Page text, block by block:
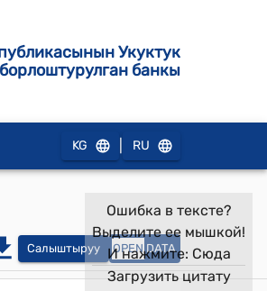
Укуктук
банкы
KG RU
Салыштыруу OPEN DATA
Ошибка в тексте?
Выделите ее мышкой!
И нажмите: Сюда
Загрузить цитату